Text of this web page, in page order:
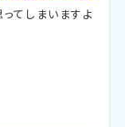
ってしまいますよ